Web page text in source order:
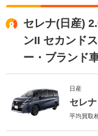
セレナ(日産)
ンII セカンド
ー・ブランド
日産
セレナ
平均買取